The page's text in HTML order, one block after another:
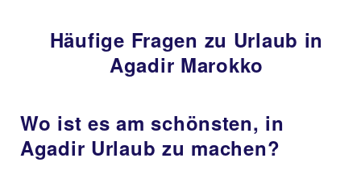
Häufige Fragen zu Urlaub in
Agadir Marokko
Wo ist es am schönsten, in
Agadir Urlaub zu machen?